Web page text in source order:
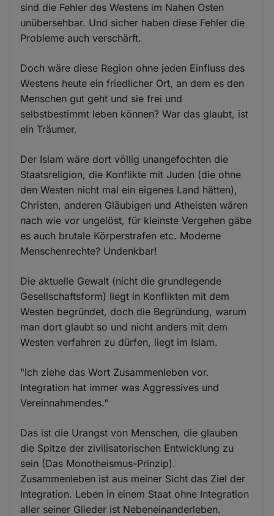
sind die Fehler des Westens im Nahen Osten
unübersehbar. Und sicher haben diese Fehler die
Probleme auch verschärft.
Doch wäre diese Region ohne jeden Einfluss des
Westens heute ein friedlicher Ort, an dem es den
Menschen gut geht und sie frei und
selbstbestimmt leben können? War das glaubt, ist
ein Träumer.
Der Islam wäre dort völlig unangefochten die
Staatsreligion, die Konflikte mit Juden (die ohne
den Westen nicht mal ein eigenes Land hätten),
Christen, anderen Gläubigen und Atheisten wären
nach wie vor ungelöst, für kleinste Vergehen gäbe
es auch brutale Körperstrafen etc. Moderne
Menschenrechte? Undenkbar!
Die aktuelle Gewalt (nicht die grundlegende
Gesellschaftsform) liegt in Konflikten mit dem
Westen begründet, doch die Begründung, warum
man dort glaubt so und nicht anders mit dem
Westen verfahren zu dürfen, liegt im Islam.
"Ich ziehe das Wort Zusammenleben vor.
Integration hat immer was Aggressives und
Vereinnahmendes."
Das ist die Urangst von Menschen, die glauben
die Spitze der zivilisatorischen Entwicklung zu
sein (Das Monotheismus-Prinzip).
Zusammenleben ist aus meiner Sicht das Ziel der
Integration. Leben in einem Staat ohne Integration
aller seiner Glieder ist Nebeneinanderleben.